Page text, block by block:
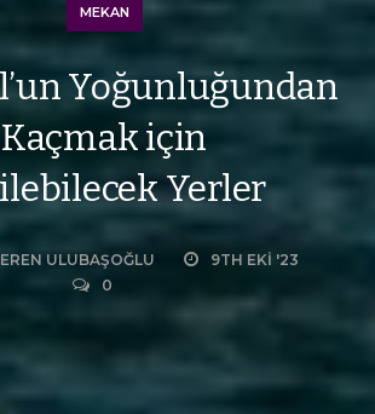
MEKAN
Yoğunluğundan
Kaçmak için
Yerler
ULUBAŞOĞLU
9TH EKI '23
0